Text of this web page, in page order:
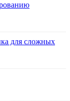
для сложных